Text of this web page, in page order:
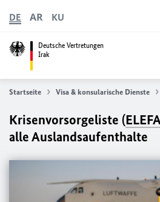
Deutsche Vertretungen
Irak
DE AR KU
Startseite Visa & konsularische Dienste
Krisenvorsorgeliste (
alle Auslandsaufenthalte